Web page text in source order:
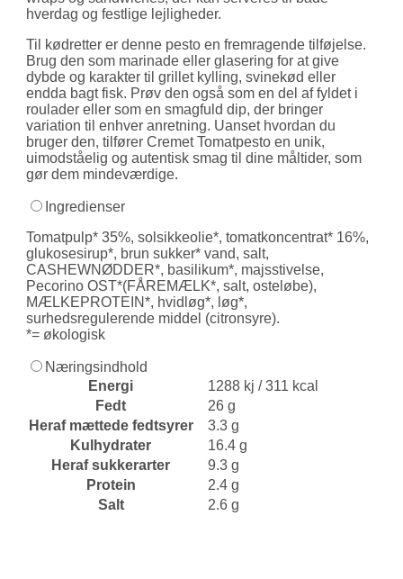
hverdag og festlige lejligheder.
Til kødretter er denne pesto en fremragende tilføjelse.
Brug den som marinade eller glasering for at give
dybde og karakter til grillet kylling, svinekød eller
endda bagt fisk. Prøv den også som en del af fyldet i
roulader eller som en smagfuld dip, der bringer
variation til enhver anretning. Uanset hvordan du
bruger den, tilfører Cremet Tomatpesto en unik,
uimodståelig og autentisk smag til dine måltider, som
gør dem mindeværdige.
Ingredienser
Tomatpulp* 35%, solsikkeolie*, tomatkoncentrat* 16%,
glukosesirup*, brun sukker* vand, salt,
CASHEWNØDDER*, basilikum*, majsstivelse,
Pecorino OST*(FÅREMÆLK*, salt, osteløbe),
MÆLKEPROTEIN*, hvidløg*, løg*,
surhedsregulerende middel (citronsyre).
*= økologisk
Næringsindhold
Energi
1288 kj / 311 kcal
Fedt
26 g
Heraf mættede fedtsyrer
3.3 g
Kulhydrater
16.4 g
Heraf sukkerarter
9.3 g
Protein
2.4 g
Salt
2.6 g